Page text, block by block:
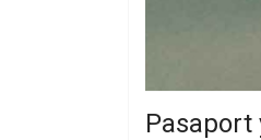
Pasaport